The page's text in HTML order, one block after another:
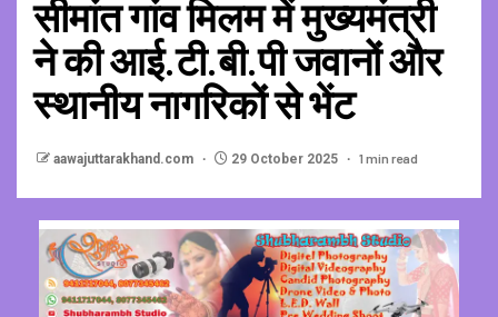
सीमांत गांव मिलम में मुख्यमंत्री
ने की आई.टी.बी.पी जवानों और
स्थानीय नागरिकों से भेंट
aawajuttarakhand.com 29 October 2025 1 min read